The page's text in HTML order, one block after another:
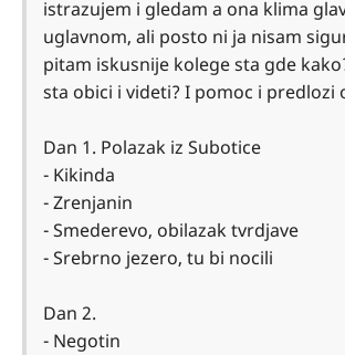
istrazujem i gledam a ona klima
uglavnom, ali posto ni ja nisam
pitam iskusnije kolege sta gde
sta obici i videti? I pomoc i predlozi
Dan 1. Polazak iz Subotice
- Kikinda
- Zrenjanin
- Smederevo, obilazak tvrdjave
- Srebrno jezero, tu bi nocili
Dan 2.
- Negotin